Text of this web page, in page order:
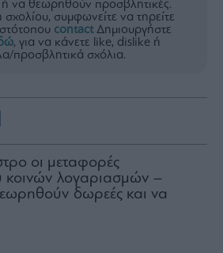
να θεωρηθούν προσβλητικές.
συμφωνείτε να τηρείτε
contactΔημιουργήστε
, για να κάνετε like, dislike ή
προσβλητικά σχόλια.
οι μεταφορές
κοινών λογαριασμών –
δωρεές και να